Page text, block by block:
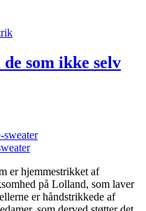
som ikke selv
er hjemmestrikket af
på Lolland, som laver
er håndstrikkede af